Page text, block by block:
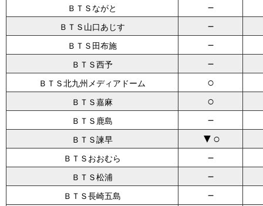
ＢＴＳながと －
ＢＴＳ山口あじす －
ＢＴＳ田布施 －
ＢＴＳ西予 －
ＢＴＳ北九州メディアドーム ○
ＢＴＳ嘉麻 ○
ＢＴＳ鹿島 －
ＢＴＳ諫早 ▼○
ＢＴＳおおむら －
ＢＴＳ松浦 －
ＢＴＳ長崎五島 －